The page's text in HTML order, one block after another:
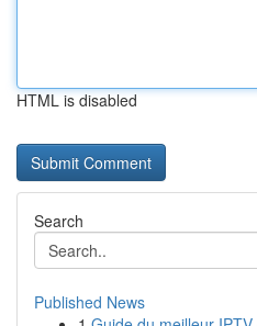
HTML is disabled
Search
Published News